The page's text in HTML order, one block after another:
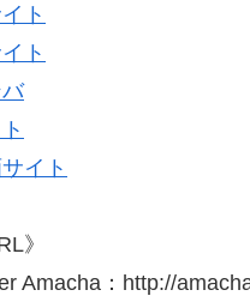
ト
ト
イト
》
Amacha：http://